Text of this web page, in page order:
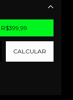
R$399,99
CALCULAR